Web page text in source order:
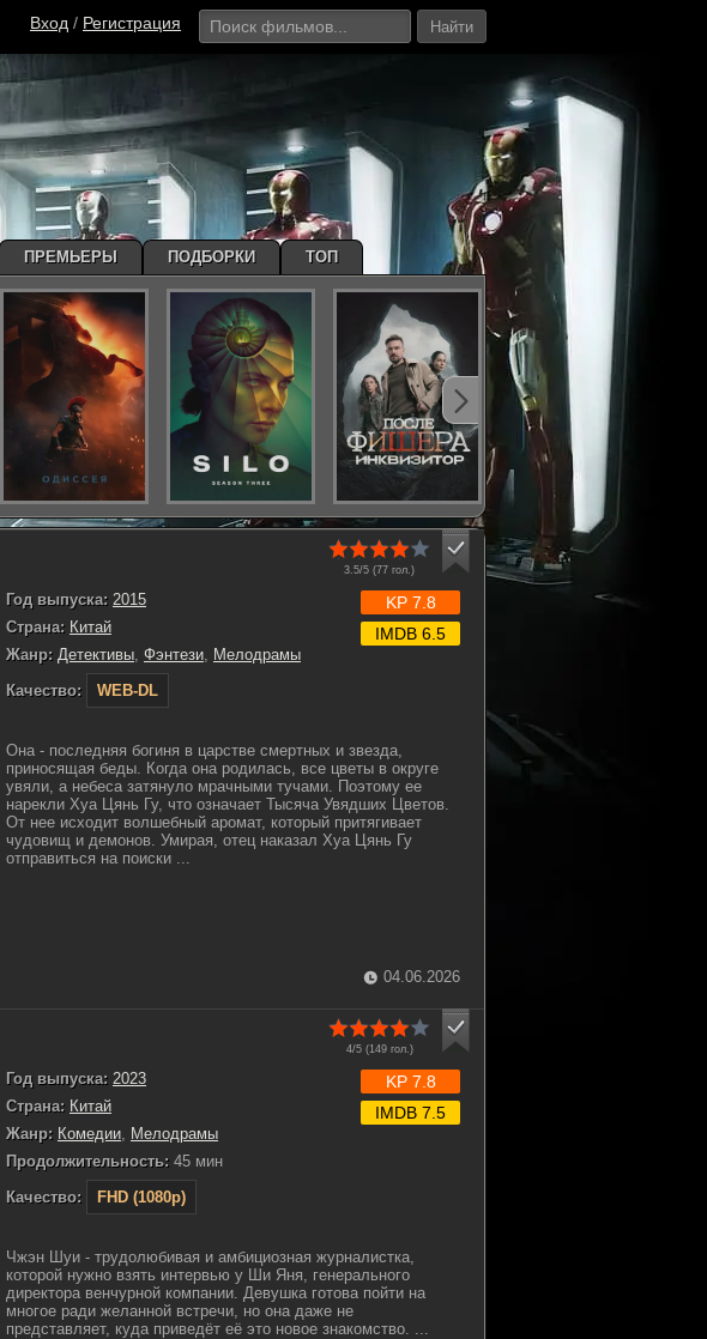
Вход / Регистрация Найти
3.5/5 (77 гол.)
Год выпуска: 2015
Страна: Китай
Жанр: Детективы, Фэнтези, Мелодрамы
Качество:
WEB-DL
KP 7.8
IMDB 6.5
Она - последняя богиня в царстве смертных и звезда,
приносящая беды. Когда она родилась, все цветы в округе
увяли, а небеса затянуло мрачными тучами. Поэтому ее
нарекли Хуа Цянь Гу, что означает Тысяча Увядших Цветов.
От нее исходит волшебный аромат, который притягивает
чудовищ и демонов. Умирая, отец наказал Хуа Цянь Гу
отправиться на поиски ...
04.06.2026
4/5 (149гол.)
Год выпуска: 2023
Страна: Китай
Жанр: Комедии Мелодрамы
Продолжительность: 45 мин
Качество:
FHD (1080p)
KP 7.8
IMDB 7.5
Чжэн Шуи - трудолюбивая и амбициозная журналистка,
которой нужно взять интервью у Ши Яня, генерального
директора венчурной компании. Девушка готова пойти на
многое ради желанной встречи, но она даже не
представляет, куда приведёт её это новое знакомство. ...
ПРЕМЬЕРЫ ПОДБОРКИ ТОП